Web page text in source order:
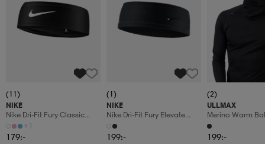
(11)
NIKE
Nike Dri-Fit Fury Classic
Headband
+1
179:-
(1)
NIKE
Nike Dri-Fit Fury Elevate
Headband
199:-
(2)
ULLMAX
Merino Warm
199:-